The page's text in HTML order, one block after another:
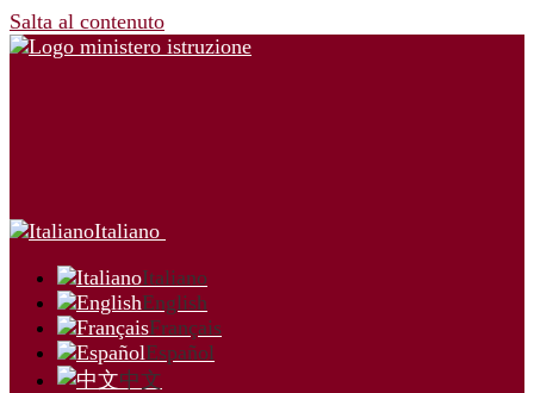
Salta al contenuto
Italiano
Italiano
English
Français
Español
中文